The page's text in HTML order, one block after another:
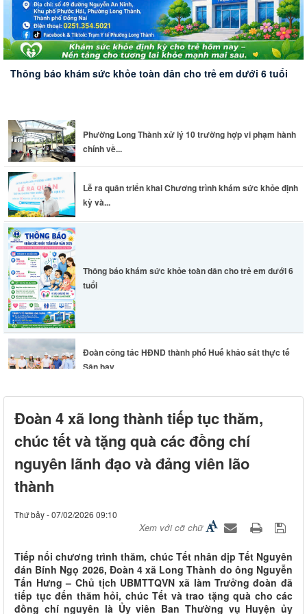
Thông báo khám sức khỏe toàn dân cho trẻ em dưới 6 tuổi
Phường Long Thành xử lý 10 trường hợp vi phạm hành
chính về...
Lễ ra quân triển khai Chương trình khám sức khỏe định
kỳ và...
Thông báo khám sức khỏe toàn dân cho trẻ em dưới 6
tuổi
Đoàn công tác HĐND thành phố Huế khảo sát thực tế
Sân bay...
Lãnh đạo phường Long Thành chỉ đạo khẩn trương
khắc phục hư...
Đoàn 4 xã long thành tiếp tục thăm,
chúc tết và tặng quà các đồng chí
nguyên lãnh đạo và đảng viên lão
thành
Thứ bảy - 07/02/2026 09:10
Xem với cỡ chữ
Tiếp nối chương trình thăm, chúc Tết nhân dịp Tết Nguyên
đán Bính Ngọ 2026, Đoàn 4 xã Long Thành do ông Nguyễn
Tấn Hưng – Chủ tịch UBMTTQVN xã làm Trưởng đoàn đã
tiếp tục đến thăm hỏi, chúc Tết và trao tặng quà cho các
đồng chí nguyên là Ủy viên Ban Thường vụ Huyện ủy